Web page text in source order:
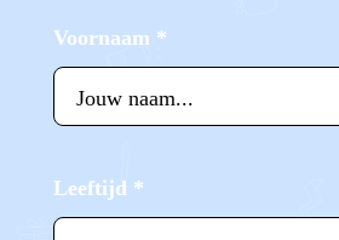
Voornaam *
Leeftijd *